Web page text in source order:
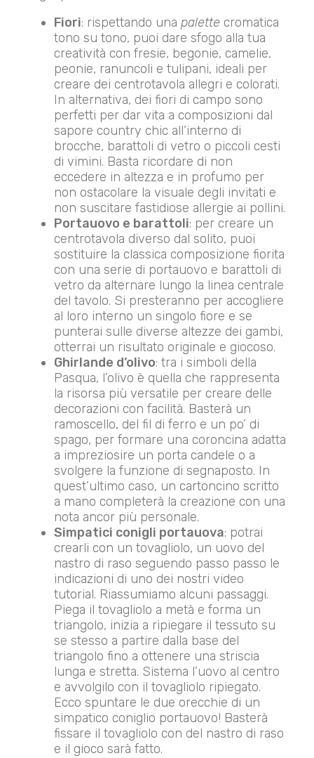
Fiori: rispettando unapalette cromatica
tono su tono, puoi dare sfogo alla tua
creatività con fresie, begonie, camelie,
peonie, ranuncoli e tulipani, ideali per
creare dei centrotavola allegri e colorati.
In alternativa, dei fiori di campo sono
perfetti per dar vita a composizioni dal
sapore country chic all’interno di
brocche, barattoli di vetro o piccoli cesti
di vimini. Basta ricordare di non
eccedere in altezza e in profumo per
non ostacolare la visuale degli invitati e
non suscitare fastidiose allergie ai pollini.
Portauovo e barattoli: per creare un
centrotavola diverso dal solito, puoi
sostituire la classica composizione fiorita
con una serie di portauovo e barattoli di
vetro da alternare lungo la linea centrale
del tavolo. Si presteranno per accogliere
al loro interno un singolo fiore e se
punterai sulle diverse altezze dei gambi,
otterrai un risultato originale e giocoso.
Ghirlande d’olivo: tra i simboli della
Pasqua, l’olivo è quella che rappresenta
la risorsa più versatile per creare delle
decorazioni con facilità. Basterà un
ramoscello, del fil di ferro e un po’ di
spago, per formare una coroncina adatta
a impreziosire un porta candele o a
svolgere la funzione di segnaposto. In
quest’ultimo caso, un cartoncino scritto
a mano completerà la creazione con una
nota ancor più personale.
Simpatici conigli portauova: potrai
crearli con un tovagliolo, un uovo del
nastro di raso seguendo passo passo le
indicazioni di uno dei nostri video
tutorial. Riassumiamo alcuni passaggi.
Piega il tovagliolo a metà e forma un
triangolo, inizia a ripiegare il tessuto su
se stesso a partire dalla base del
triangolo fino a ottenere una striscia
lunga e stretta. Sistema l’uovo al centro
e avvolgilo con il tovagliolo ripiegato.
Ecco spuntare le due orecchie di un
simpatico coniglio portauovo! Basterà
fissare il tovagliolo con del nastro di raso
e il gioco sarà fatto.